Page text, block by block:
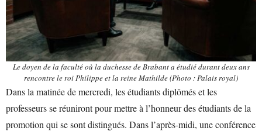
Le doyen de la faculté où la duchesse de Brabant a étudié durant deux ans
rencontre le roi Philippe et la reine Mathilde (Photo : Palais royal)
Dans la matinée de mercredi, les étudiants diplômés et les
professeurs se réuniront pour mettre à l’honneur des étudiants de la
promotion qui se sont distingués. Dans l’après-midi, une conférence